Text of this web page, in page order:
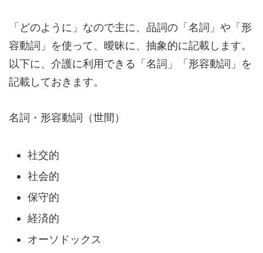
「どのように」なので主に、品詞の「名詞」や「形
容動詞」を使って、曖昧に、抽象的に記載します。
以下に、介護に利用できる「名詞」「形容動詞」を
記載しておきます。
名詞・形容動詞（世間）
社交的
社会的
保守的
経済的
オーソドックス